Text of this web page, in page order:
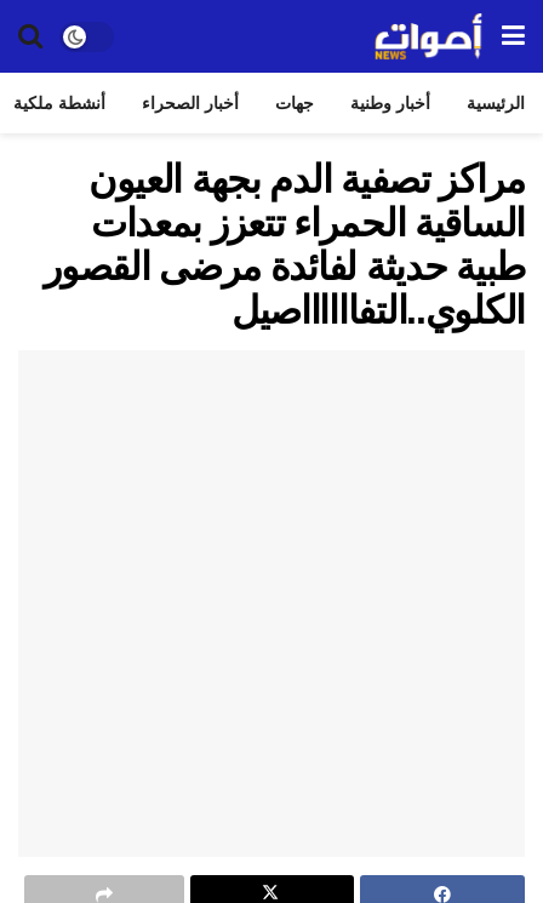
الرئيسية أخبار وطنية جهات أخبار الصحراء أنشطة ملكية
مراكز تصفية الدم بجهة العيون
الساقية الحمراء تتعزز بمعدات
طبية حديثة لفائدة مرضى القصور
الكلوي..التفااااااصيل